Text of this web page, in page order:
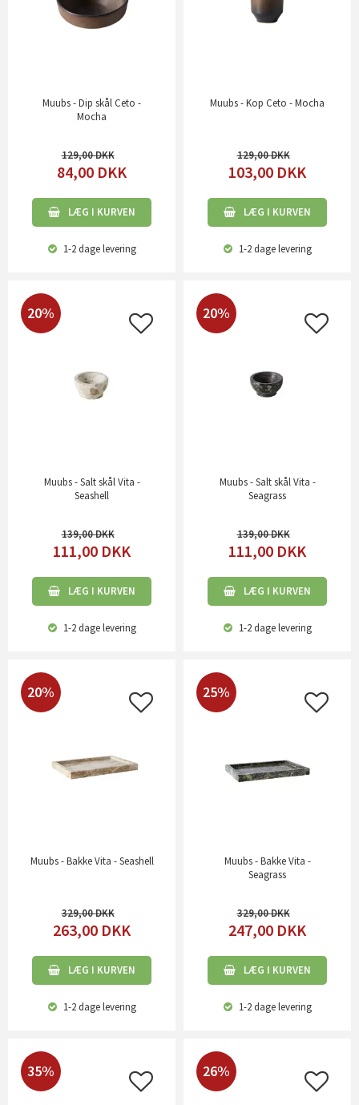
Muubs - Dip skål Ceto -
Mocha
129,00
84,00 DKK
LÆG I KURVEN
1-2 dagelevering
Muubs - Kop Ceto - Mocha
129,00
103,00 DKK
LÆG I KURVEN
1-2 dagelevering
20%
Muubs - Salt skål Vita -
Seashell
139,00
111,00 DKK
LÆG I KURVEN
1-2 dagelevering
20%
Muubs - Salt skål Vita -
Seagrass
139,00
111,00 DKK
LÆG I KURVEN
1-2 dagelevering
20%
Muubs - Bakke Vita - Seashell
329,00
263,00 DKK
LÆG I KURVEN
1-2 dagelevering
25%
Muubs - Bakke Vita -
Seagrass
329,00
247,00 DKK
LÆG I KURVEN
1-2 dagelevering
35% 26%